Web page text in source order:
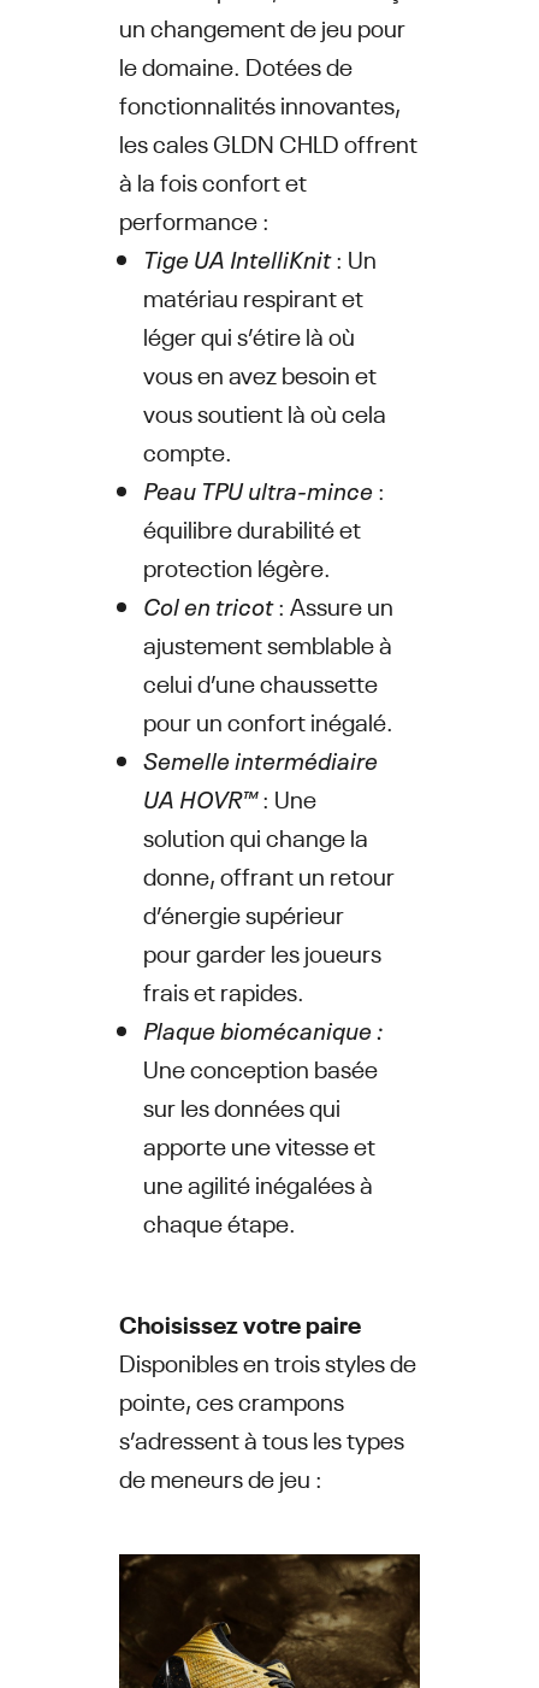
un changement de jeu pour
le domaine. Dotées de
fonctionnalités innovantes,
les cales GLDN CHLD offrent
à la fois confort et
performance :
Tige UA IntelliKnit: Un
matériau respirant et
léger qui s’étire là où
vous en avez besoin et
vous soutient là où cela
compte.
Peau TPU ultra-mince:
équilibre durabilité et
protection légère.
Col en tricot: Assure un
ajustement semblable à
celui d’une chaussette
pour un confort inégalé.
Semelle intermédiaire
UA HOVR™: Une
solution qui change la
donne, offrant un retour
d’énergie supérieur
pour garder les joueurs
frais et rapides.
Plaque biomécanique :
Une conception basée
sur les données qui
apporte une vitesse et
une agilité inégalées à
chaque étape.
Choisissez votre paire
Disponibles en trois styles de
pointe, ces crampons
s’adressent à tous les types
de meneurs de jeu :